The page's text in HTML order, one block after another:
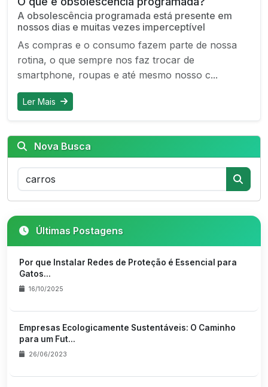
A obsolescência programada está presente em
nossos dias e muitas vezes imperceptível
As compras e o consumo fazem parte de nossa
rotina, o que sempre nos faz trocar de
smartphone, roupas e até mesmo nosso c...
Ler Mais
Nova Busca
Últimas Postagens
Por que Instalar Redes de Proteção é Essencial para
Gatos...
16/10/2025
Empresas Ecologicamente Sustentáveis: O Caminho
para um Fut...
26/06/2023